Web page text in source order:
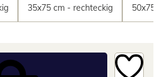
35x75 cm - rechteckig 50x75